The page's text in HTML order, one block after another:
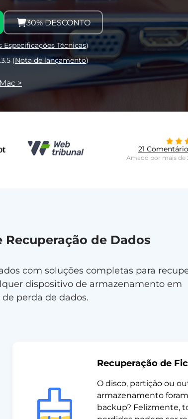
30% DESCONTO
Especificações Técnicas)
(Nota de lançamento)
>
21
Amado por mais de
de Dados
com soluções completas para
dispositivo de armazenamento em
perda de dados.
Recuperação de
O disco, partição ou
armazenamento
backup? Felizmente,